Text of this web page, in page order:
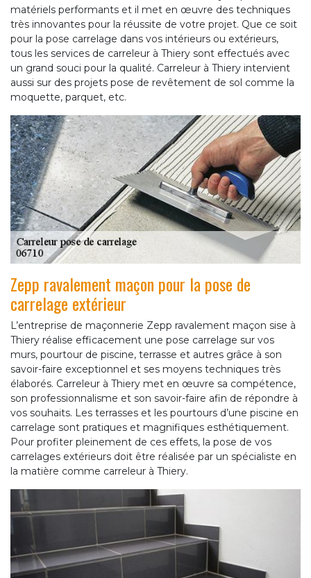
matériels performants et il met en œuvre des techniques
très innovantes pour la réussite de votre projet. Que ce soit
pour la pose carrelage dans vos intérieurs ou extérieurs,
tous les services de carreleur à Thiery sont effectués avec
un grand souci pour la qualité. Carreleur à Thiery intervient
aussi sur des projets pose de revêtement de sol comme la
moquette, parquet, etc.
Zepp ravalement maçon pour la pose de
carrelage extérieur
L’entreprise de maçonnerie Zepp ravalement maçon sise à
Thiery réalise efficacement une pose carrelage sur vos
murs, pourtour de piscine, terrasse et autres grâce à son
savoir-faire exceptionnel et ses moyens techniques très
élaborés. Carreleur à Thiery met en œuvre sa compétence,
son professionnalisme et son savoir-faire afin de répondre à
vos souhaits. Les terrasses et les pourtours d’une piscine en
carrelage sont pratiques et magnifiques esthétiquement.
Pour profiter pleinement de ces effets, la pose de vos
carrelages extérieurs doit être réalisée par un spécialiste en
la matière comme carreleur à Thiery.